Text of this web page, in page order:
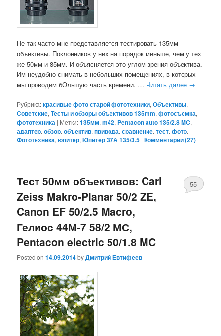
Не так часто мне представляется тестировать 135мм
объективы. Поклонников у них на порядок меньше, чем у тех
же 50мм и 85мм. И объясняется это углом зрения объектива.
Им неудобно снимать в небольших помещениях, в которых
мы проводим бОльшую часть времени. … Читать далее →
Рубрика:красивые фото старой фототехники,Объективы,
Советские,Тесты и обзоры объективов 135mm,фотосъемка,
фототехника | Метки:135мм,m42, Pentacon auto 135/2.8 MC,
адаптер,обзор,объектив,природа,сравнение,тест,фото,
Фототехника,юпитер,Юпитер 37А 135/3.5 |Комментарии (27)
Тест 50мм объективов: Carl
Zeiss Makro-Planar 50/2 ZE,
Canon EF 50/2.5 Macro,
Гелиос 44М-7 58/2 МС,
Pentacon electric 50/1.8 MC
Posted on14.09.2014byДмитрий Евтифеев
55